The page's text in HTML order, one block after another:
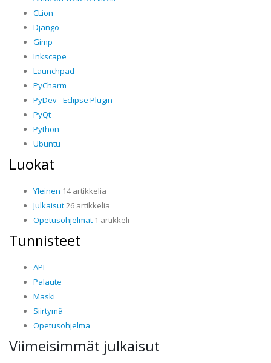
CLion
Django
Gimp
Inkscape
Launchpad
PyCharm
PyDev - Eclipse Plugin
PyQt
Python
Ubuntu
Luokat
Yleinen 14 artikkelia
Julkaisut26 artikkelia
Opetusohjelmat 1 artikkeli
Tunnisteet
API
Palaute
Maski
Siirtymä
Opetusohjelma
Viimeisimmät julkaisut